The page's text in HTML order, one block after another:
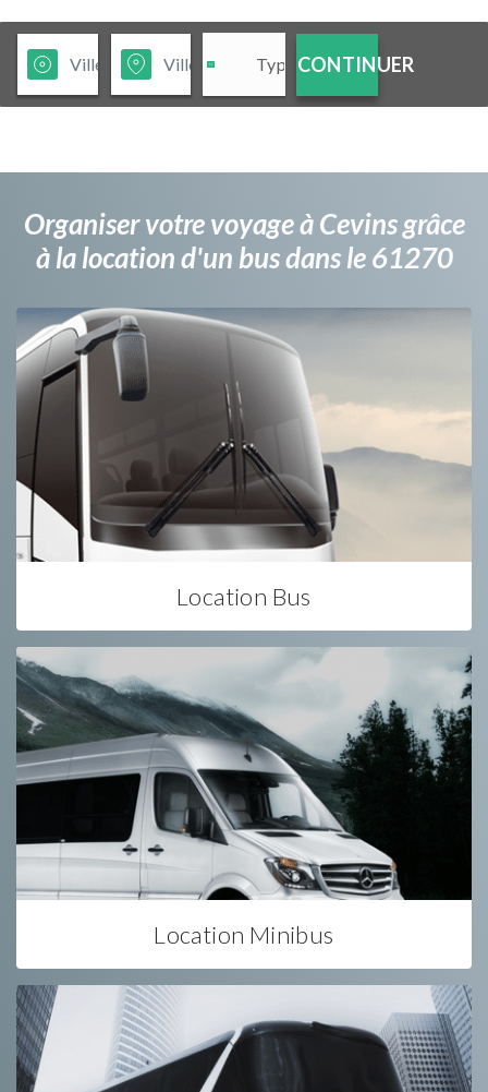
CONTINUER
Organiser votre voyage à Cevins grâce
à la location d'un bus dans le 61270
Location Bus
Location Minibus